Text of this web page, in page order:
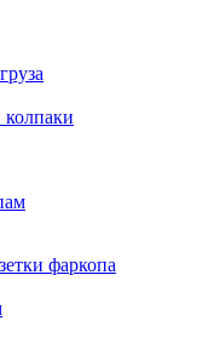
фаркопа